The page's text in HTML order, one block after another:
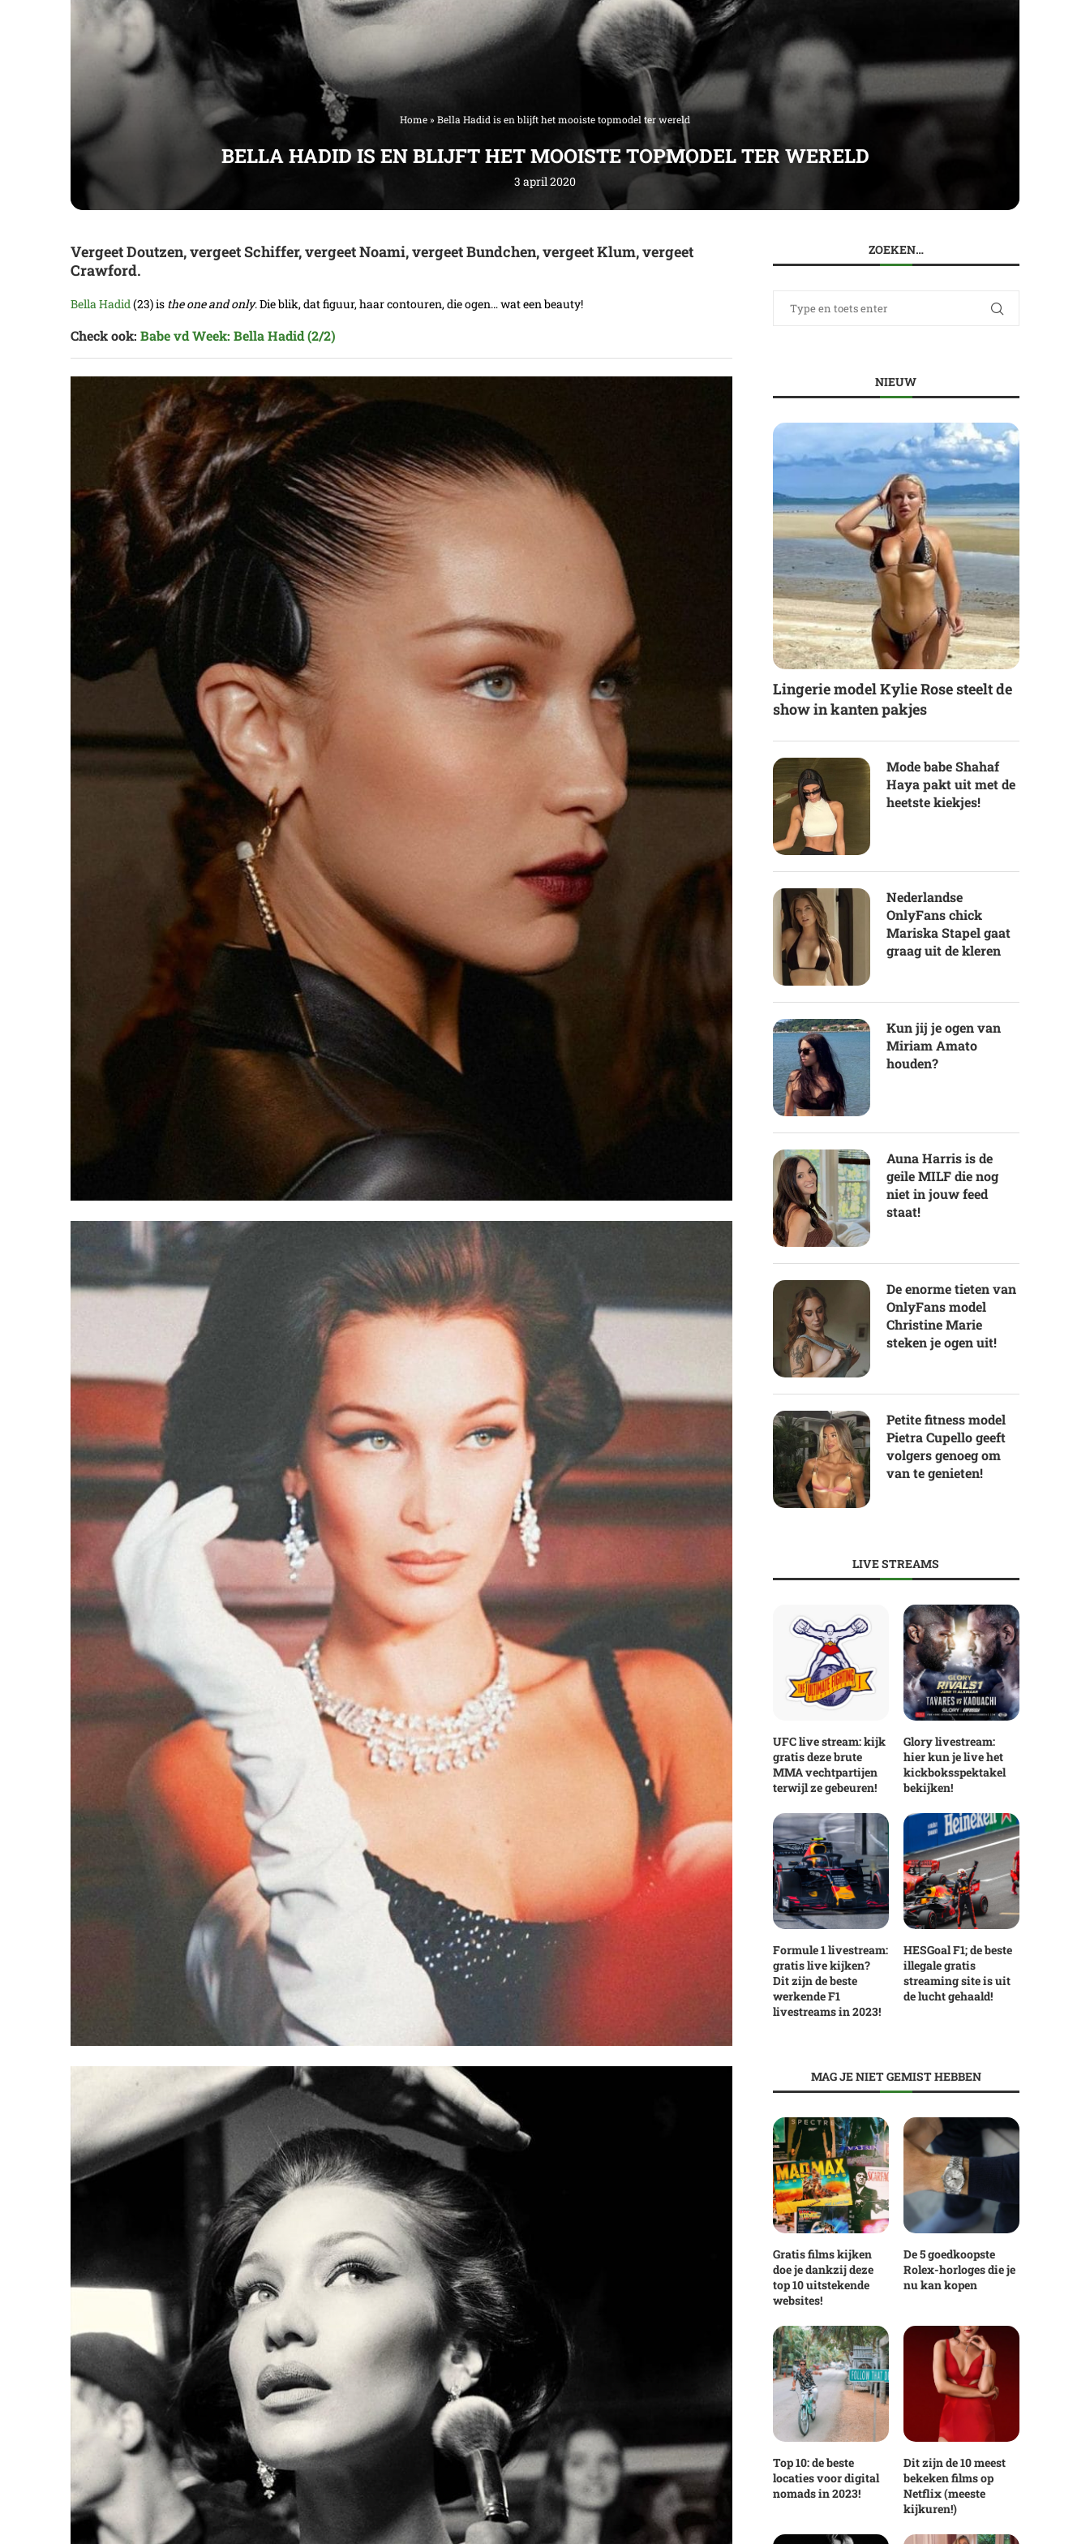
Home» Bella Hadid is en blijft het mooiste topmodel ter wereld
BELLA HADID IS EN BLIJFT HET MOOISTE TOPMODEL TER WERELD
3 april 2020
Vergeet Doutzen, vergeet Schiffer, vergeet Noami, vergeet Bundchen, vergeet Klum, vergeet
Crawford.
Bella Hadid(23) is the one and only. Die blik, dat figuur, haar contouren, die ogen… wat een beauty!
Check ook: Babe vd Week: Bella Hadid (2/2)
ZOEKEN…
NIEUW
Lingerie model Kylie Rose steelt de
show in kanten pakjes
Mode babe Shahaf
Haya pakt uit met de
heetste kiekjes!
Nederlandse
OnlyFans chick
Mariska Stapel gaat
graag uit de kleren
Kun jij je ogen van
Miriam Amato
houden?
Auna Harris is de
geile MILF die nog
niet in jouw feed
staat!
De enorme tieten van
OnlyFans model
Christine Marie
steken je ogen uit!
Petite fitness model
Pietra Cupello geeft
volgers genoeg om
van te genieten!
LIVE STREAMS
UFC live stream: kijk
gratis deze brute
MMA vechtpartijen
terwijl ze gebeuren!
Glory livestream:
hier kun je live het
kickboksspektakel
bekijken!
Formule 1 livestream:
gratis live kijken?
Dit zijn de beste
werkende F1
livestreams in 2023!
HESGoal F1; de beste
illegale gratis
streaming site is uit
de lucht gehaald!
MAG JE NIET GEMIST HEBBEN
Gratis films kijken
doe je dankzij deze
top 10 uitstekende
websites!
De 5 goedkoopste
Rolex-horloges die je
nu kan kopen
Top 10: de beste
locaties voor digital
nomads in 2023!
Dit zijn de 10 meest
bekeken films op
Netflix (meeste
kijkuren!)